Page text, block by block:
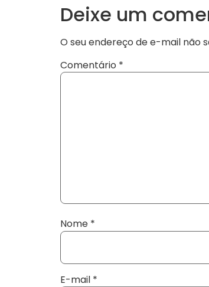
Deixe um
O seu endereço de e-mail não
Comentário *
Nome *
E-mail *